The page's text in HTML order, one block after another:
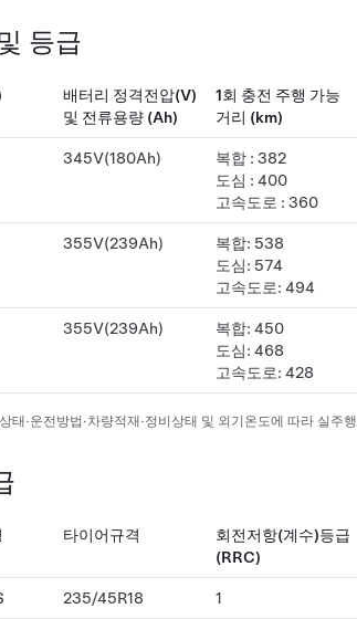
등급
배터리 정격전압(V)
및 전류용량 (Ah)
1회 충전 주행 가능
거리 (km)
345V(180Ah)
복합 : 382
도심 : 400
고속도로 : 360
355V(239Ah)
복합: 538
도심: 574
고속도로: 494
355V(239Ah)
복합: 450
도심: 468
고속도로: 428
태·운전방법·차량적재·정비상태 및 외기온도에 따라 실주
타이어규격
회전저항(계수)등급
(RRC)
235/45R18 1